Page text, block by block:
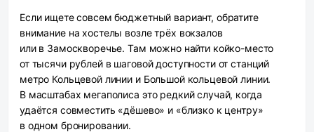
Если ищете совсем бюджетный вариант, обратите
внимание на хостелы возле трёх вокзалов
или в Замоскворечье. Там можно найти койко-место
от тысячи рублей в шаговой доступности от станций
метро Кольцевой линии и Большой кольцевой линии.
В масштабах мегаполиса это редкий случай, когда
удаётся совместить «дёшево» и «близко к центру»
в одном бронировании.